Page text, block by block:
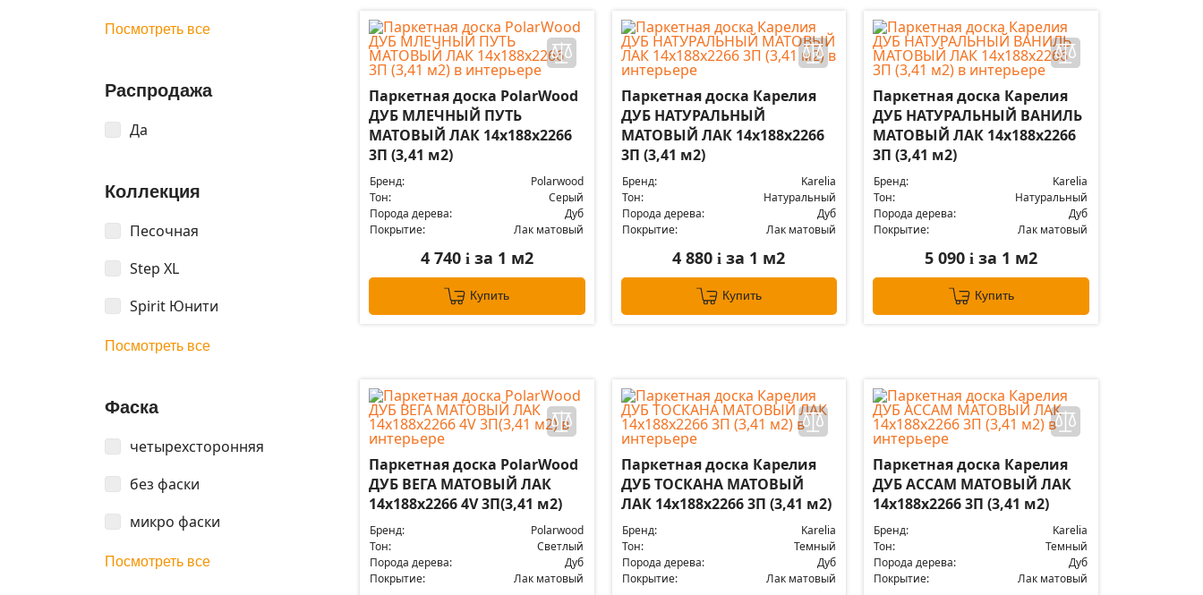
Посмотреть все
Распродажа
Да
Коллекция
Песочная
Step XL
Spirit Юнити
Посмотреть все
Фаска
четырехсторонняя
без фаски
микро фаски
Посмотреть все
Паркетная доска PolarWood
ДУБ МЛЕЧНЫЙ ПУТЬ
МАТОВЫЙ ЛАК 14x188x2266
3П (3,41 м2)
Бренд:
Polarwood
Тон:
Серый
Порода дерева:
Дуб
Покрытие:
Лак матовый
4 740 iза 1 м2
Купить
Паркетная доска Карелия
ДУБ НАТУРАЛЬНЫЙ
МАТОВЫЙ ЛАК 14x188x2266
3П (3,41 м2)
Бренд:
Karelia
Тон:
Натуральный
Порода дерева:
Дуб
Покрытие:
Лак матовый
4 880i за 1 м2
Купить
Паркетная доска Карелия
ДУБ НАТУРАЛЬНЫЙ ВАНИЛЬ
МАТОВЫЙ ЛАК 14x188x2266
3П (3,41 м2)
Бренд:
Karelia
Тон:
Натуральный
Порода дерева:
Дуб
Покрытие:
Лак матовый
5 090i за 1 м2
Купить
Паркетная доска PolarWood
ДУБ ВЕГА МАТОВЫЙ ЛАК
14x188x2266 4V 3П(3,41 м2)
Бренд:
Polarwood
Тон:
Светлый
Порода дерева:
Дуб
Покрытие:
Лак матовый
Паркетная доска Карелия
ДУБ ТОСКАНА МАТОВЫЙ
ЛАК 14x188x2266 3П (3,41 м2)
Бренд:
Karelia
Тон:
Темный
Порода дерева:
Дуб
Покрытие:
Лак матовый
Паркетная доска Карелия
ДУБ АССАМ МАТОВЫЙ ЛАК
14x188x2266 3П (3,41 м2)
Бренд:
Karelia
Тон:
Темный
Порода дерева:
Дуб
Покрытие:
Лак матовый